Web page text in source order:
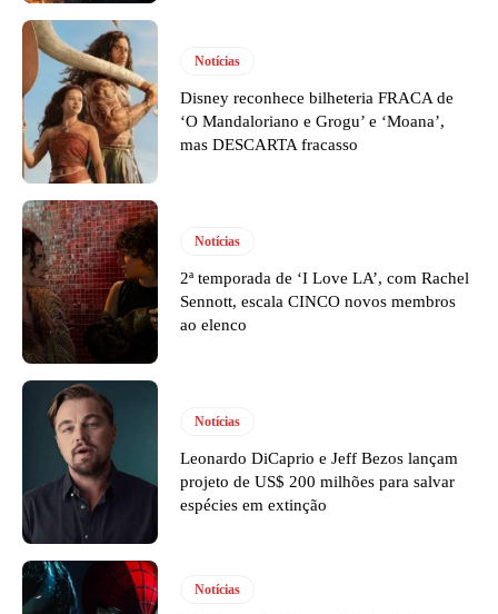
Notícias
Disney reconhece bilheteria FRACA de
‘O Mandaloriano e Grogu’ e ‘Moana’,
mas DESCARTA fracasso
Notícias
2ª temporada de ‘I Love LA’, com Rachel
Sennott, escala CINCO novos membros
ao elenco
Notícias
Leonardo DiCaprio e Jeff Bezos lançam
projeto de US$ 200 milhões para salvar
espécies em extinção
Notícias